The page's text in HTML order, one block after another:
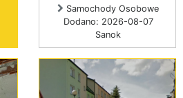
Samochody Osobowe
Dodano: 2026-08-07
Sanok